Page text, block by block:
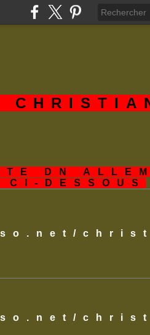
DN
DESSOUS